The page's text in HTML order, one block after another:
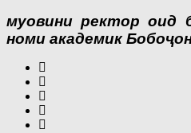
муовини ректор оид
номи академик